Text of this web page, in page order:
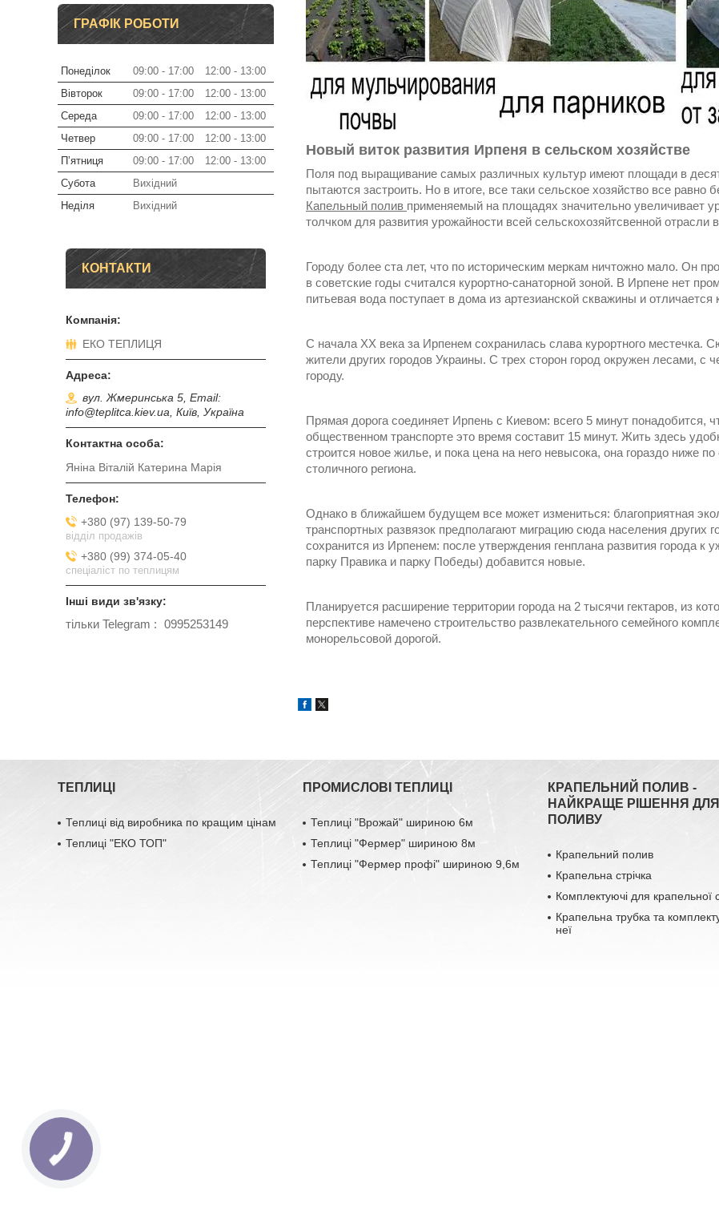
Новый виток развития Ирпеня в сельском хозяйстве
Поля под выращивание самых различных культур имеют площади в
пытаются застроить. Но в итоге, все таки сельское хозяйство все
Капельный полив применяемый на площадях значительно увеличивает
толчком для развития урожайности всей сельскохозяйтсвенной отрасли
Городу более ста лет, что по историческим меркам ничтожно мало. Он
в советские годы считался курортно-санаторной зоной. В Ирпене нет
питьевая вода поступает в дома из артезианской скважины и отличается
С начала XX века за Ирпенем сохранилась слава курортного местечка.
жители других городов Украины. С трех сторон город окружен лесами, с
городу.
Прямая дорога соединяет Ирпень с Киевом: всего 5 минут понадобится,
общественном транспорте это время составит 15 минут. Жить здесь
строится новое жилье, и пока цена на него невысока, она гораздо ниже
столичного региона.
Однако в ближайшем будущем все может измениться: благоприятная
транспортных развязок предполагают миграцию сюда населения других
сохранится из Ирпенем: после утверждения генплана развития города
парку Правика и парку Победы) добавится новые.
Планируется расширение территории города на 2 тысячи гектаров, из
перспективе намечено строительство развлекательного семейного
монорельсовой дорогой.
ГРАФІК РОБОТИ
Понеділок 09:00 17:00 12:00
13:00
Вівторок
09:00 17:00 12:00
13:00
Середа
09:00 17:00 12:00
13:00
Четвер
09:00 17:00 12:00
13:00
Пʼятниця
09:00 17:00 12:00
13:00
Субота
Вихідний
Неділя
Вихідний
КОНТАКТИ
ЕКО ТЕПЛИЦЯ
вул. Жмеринська 5, Email:
info@teplitca.kiev.ua, Київ, Україна
Яніна Віталій Катерина Марія
+380 (97) 139-50-79
відділ продажів
+380 (99) 374-05-40
спеціаліст по теплицям
тільки Telegram 0995253149
ТЕПЛИЦІ
Теплиці від виробника по кращим цінам
Теплиці "ЕКО ТОП"
ПРОМИСЛОВІ ТЕПЛИЦІ
Теплиці "Врожай" шириною 6м
Теплиці "Фермер" шириною 8м
Теплиці "Фермер профі" шириною 9,6м
КРАПЕЛЬНИЙ ПОЛИВ -
НАЙКРАЩЕ РІШЕННЯ ДЛЯ
ПОЛИВУ
Крапельний полив
Крапельна стрічка
Комплектуючі для крапельної
Крапельна трубка та
неї